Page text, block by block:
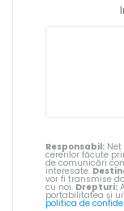
Responsabil: Net
cererilor făcute
de comunicări
interesate.
vor fi transmise
cu noi. Drepturi:
portabilitatea și
politica de